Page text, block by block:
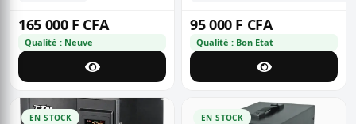
165 000 F CFA
Qualité : Neuve
95 000 F CFA
Qualité : Bon Etat
EN STOCK EN STOCK